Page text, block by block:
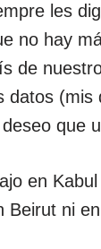
les
no hay
de
datos (mis
que
en
Beirut ni